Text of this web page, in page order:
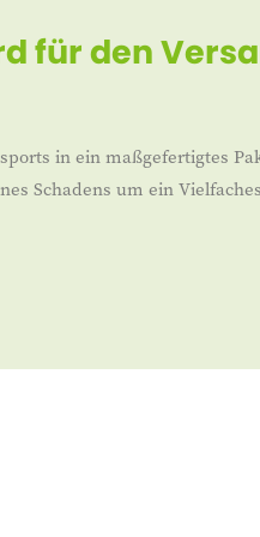
für den
in ein maßgefertigtes
Schadens um ein